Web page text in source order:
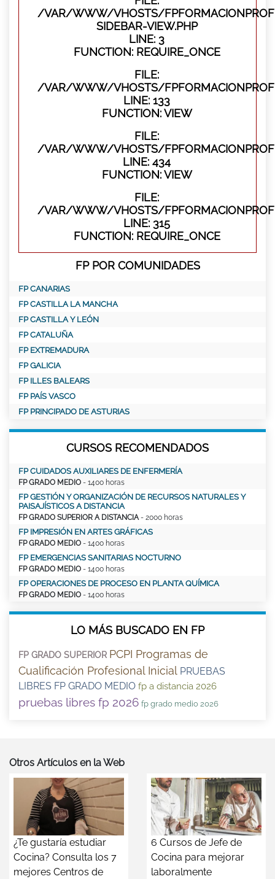
/VAR/WWW/VHOSTS/
SIDEBAR-VIEW.PHP
LINE: 3
FUNCTION: REQUIRE_ONCE
FILE:
/VAR/WWW/VHOSTS/
LINE: 133
FUNCTION: VIEW
FILE:
/VAR/WWW/VHOSTS/
LINE: 434
FUNCTION: VIEW
FILE:
/VAR/WWW/VHOSTS/
LINE: 315
FUNCTION: REQUIRE_ONCE
FP POR COMUNIDADES
FP CANARIAS
FP CASTILLA LA MANCHA
FP CASTILLA Y LEÓN
FP CATALUÑA
FP EXTREMADURA
FP GALICIA
FP ILLES BALEARS
FP PAÍS VASCO
FP PRINCIPADO DE ASTURIAS
CURSOS RECOMENDADOS
FP CUIDADOS AUXILIARES DE ENFERMERÍA
FP GRADO MEDIO - 1400 horas
FP GESTIÓN Y ORGANIZACIÓN DE RECURSOS NATURALES Y
PAISAJÍSTICOS A DISTANCIA
FP GRADO SUPERIOR A DISTANCIA- 2000 horas
FP IMPRESIÓN EN ARTES GRÁFICAS
FP GRADO MEDIO - 1400 horas
FP EMERGENCIAS SANITARIAS NOCTURNO
FP GRADO MEDIO - 1400 horas
FP OPERACIONES DE PROCESO EN PLANTA QUÍMICA
FP GRADO MEDIO - 1400 horas
LO MÁS BUSCADO EN FP
FP GRADO SUPERIOR PCPI Programas de
Cualificación Profesional Inicial PRUEBAS
LIBRES FP GRADO MEDIO fp a distancia 2026
pruebas libres fp 2026 fp grado medio 2026
Otros Artículos en la Web
¿Te gustaría estudiar
Cocina? Consulta los 7
mejores Centros de
6 Cursos de Jefe de
Cocina para mejorar
laboralmente